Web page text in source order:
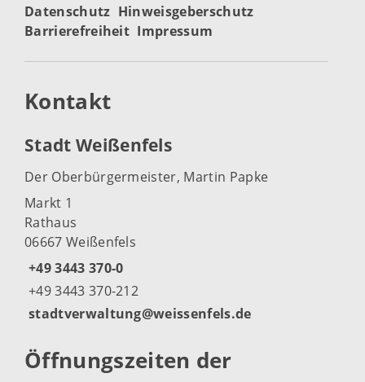
Datenschutz Hinweisgeberschutz
Barrierefreiheit Impressum
Kontakt
Stadt Weißenfels
Der Oberbürgermeister, Martin Papke
Markt 1
Rathaus
06667 Weißenfels
+49 3443 370-0
+49 3443 370-212
stadtverwaltung@weissenfels.de
Öffnungszeiten der